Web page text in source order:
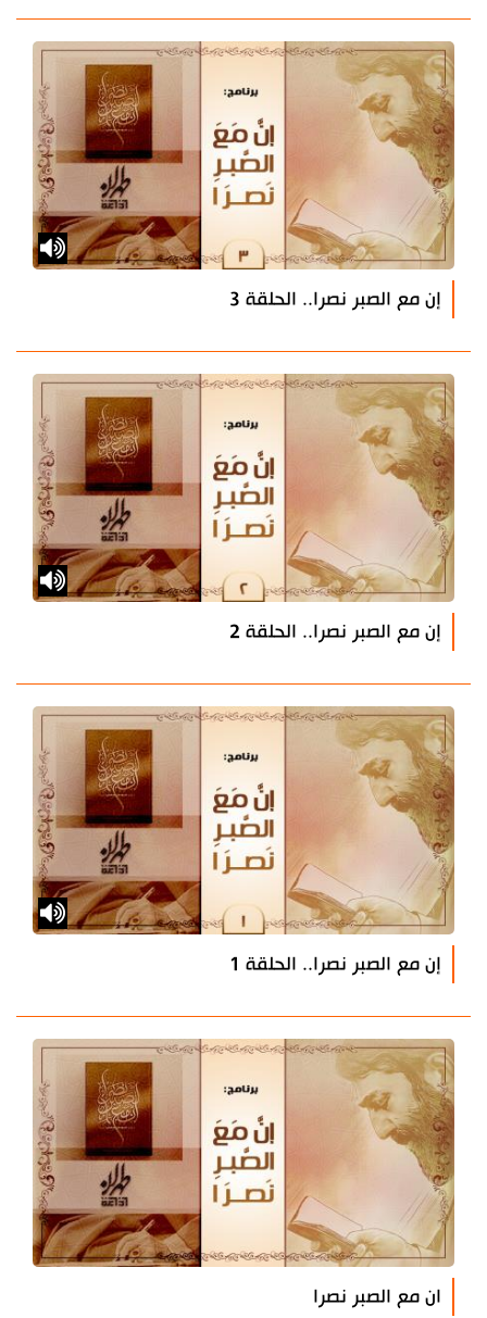
إن مع الصبر نصرا.. الحلقة 3
إن مع الصبر نصرا.. الحلقة 2
إن مع الصبر نصرا.. الحلقة 1
ان مع الصبر نصرا